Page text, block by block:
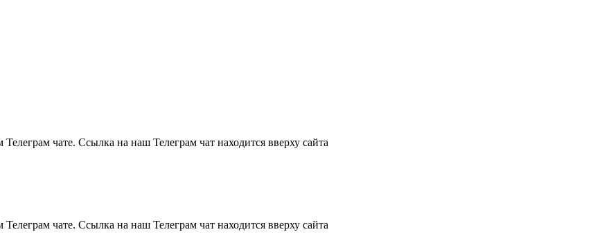
чате. Ссылка на наш Телеграм чат находится вверху сайта
чате. Ссылка на наш Телеграм чат находится вверху сайта